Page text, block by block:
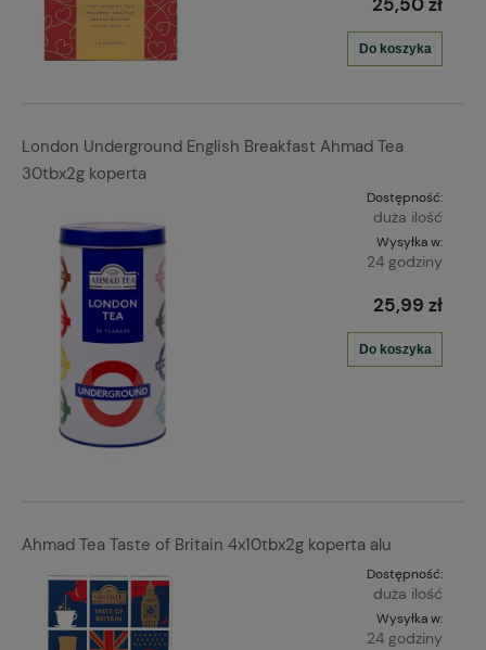
Do koszyka
London Underground English Breakfast Ahmad Tea
30tbx2g koperta
Dostępność:
duża ilość
Wysyłka w:
24 godziny
25,99 zł
Do koszyka
Ahmad Tea Taste of Britain 4x10tbx2g koperta alu
Dostępność:
duża ilość
Wysyłka w:
24 godziny